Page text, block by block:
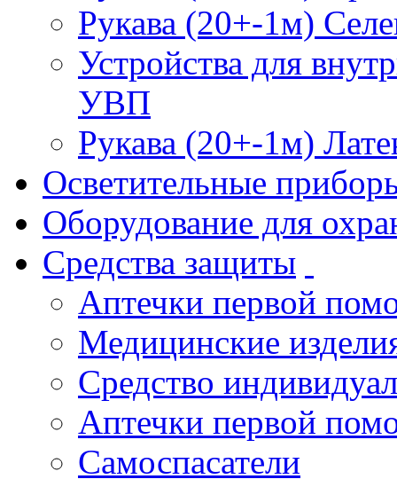
Рукава (20+-1м)
Устройства для
УВП
Рукава (20+-1м)
Осветительные
Оборудование для
Средства защиты
Аптечки первой
Медицинские
Средство
Аптечки первой
Самоспасатели